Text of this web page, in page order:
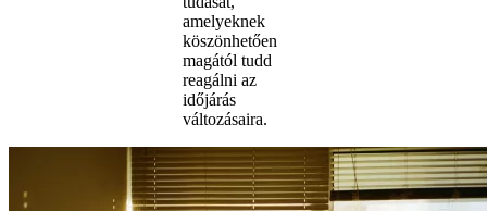
amelyeknek
köszönhetően
magától tudd
reagálni az
időjárás
változásaira.